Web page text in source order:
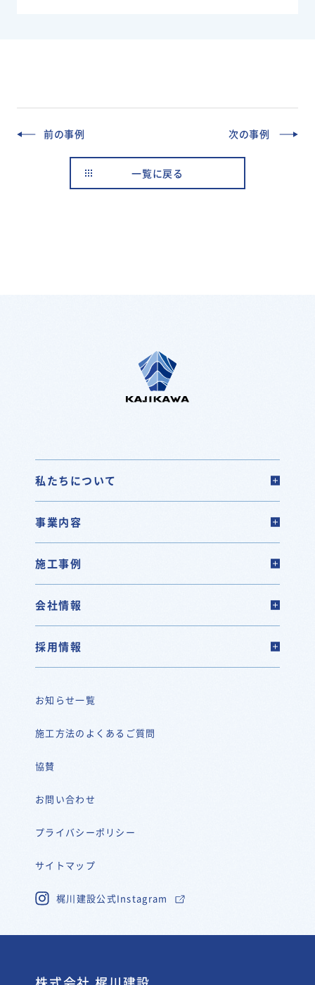
前の事例 次の事例
一覧に戻る
私たちについて
事業内容
施工事例
会社情報
採用情報
お知らせ一覧
施工方法のよくあるご質問
協賛
お問い合わせ
プライバシーポリシー
サイトマップ
梶川建設公式Instagram